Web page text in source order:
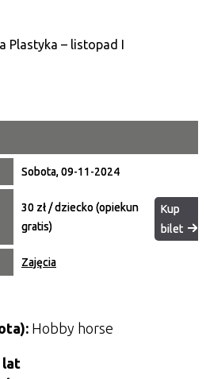
Sobota, 09-11-2024
30 zł / dziecko (opiekun
gratis)
Kup
bilet
Zajęcia
Hobby horse
lat